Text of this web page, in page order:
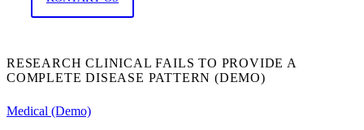
RESEARCH CLINICAL FAILS TO PROVIDE A
COMPLETE DISEASE PATTERN (DEMO)
Medical (Demo)